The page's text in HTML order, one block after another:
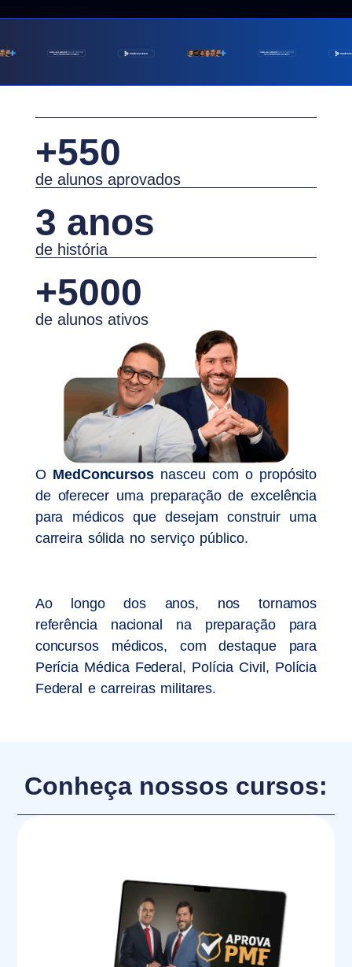
+550
de alunos aprovados
3 anos
de história
+5000
de alunos ativos
O MedConcursosnasceu com o propósito
de oferecer uma preparação de excelência
para médicos que desejam construir uma
carreira sólida no serviço público.
Ao longo dos anos, nos tornamos
referência nacional na preparação para
concursos médicos, com destaque para
Perícia Médica Federal, Polícia Civil, Polícia
Federal e carreiras militares.
Conheça nossos cursos: